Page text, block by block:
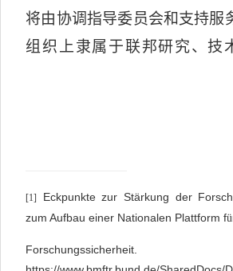
将由协调指导委员会和支持服
组织上隶属于联邦研究、技
[1]
Eckpunkte zur Stärkung der
zum Aufbau einer Nationalen Plattform fü
Forschungssicherheit.